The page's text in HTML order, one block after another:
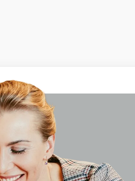
vizuálne sú to kamene úplné odlišné, s
sú pomerne široké, preto sa dá do nich veľa
majú takmer rovnaké parametre ako
zlate vizuálne úplne zaniká. Aj v bielom zlate
Medium.
bez akýchkoľvek viditeľných kompromisov,
Medium.